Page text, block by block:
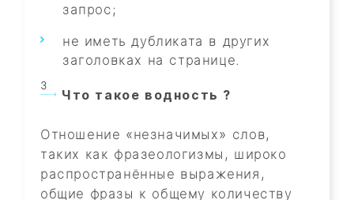
запрос;
не иметь дубликата в других
заголовках на странице.
Что такое водность ?
Отношение «незначимых» слов,
таких как фразеологизмы, широко
распространённые выражения,
общие фразы к общему количеству